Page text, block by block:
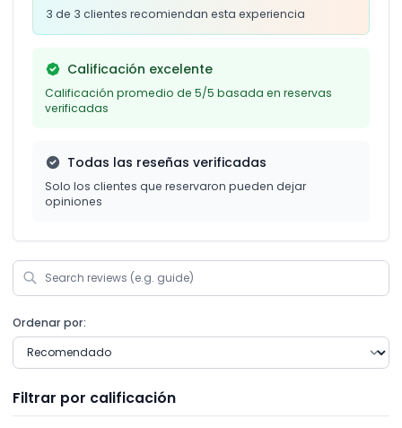
3 de 3 clientes recomiendan esta experiencia
Calificación excelente
Calificación promedio de 5/5 basada en reservas
verificadas
Todas las reseñas verificadas
Solo los clientes que reservaron pueden dejar
opiniones
Ordenar por:
Filtrar por calificación